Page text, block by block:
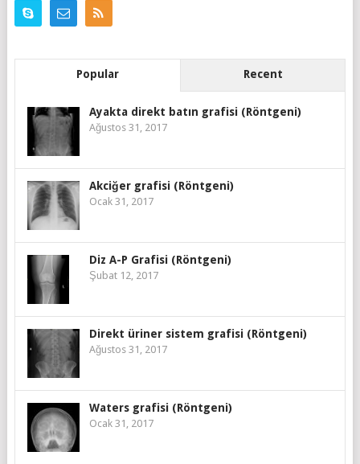
Popular Recent
Ayakta direkt batın grafisi (Röntgeni)
Ağustos 31, 2017
Akciğer grafisi (Röntgeni)
Ocak 31, 2017
Diz A-P Grafisi (Röntgeni)
Şubat 12, 2017
Direkt üriner sistem grafisi (Röntgeni)
Ağustos 31, 2017
Waters grafisi (Röntgeni)
Ocak 31, 2017